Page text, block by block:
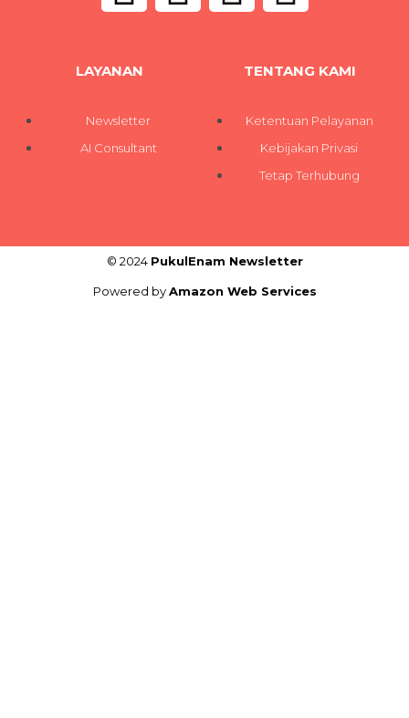
LAYANAN
Newsletter
AI Consultant
TENTANG KAMI
Ketentuan Pelayanan
Kebijakan Privasi
Tetap Terhubung
© 2024 PukulEnam Newsletter
Powered byAmazon Web Services